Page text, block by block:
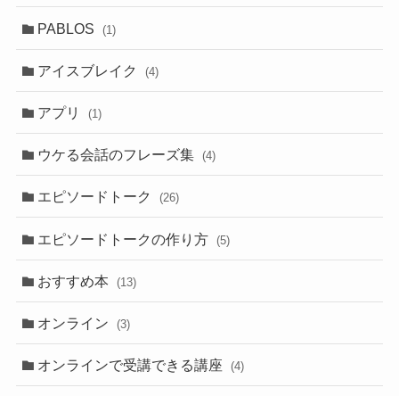
PABLOS (1)
アイスブレイク (4)
アプリ (1)
ウケる会話のフレーズ集 (4)
エピソードトーク (26)
エピソードトークの作り方 (5)
おすすめ本 (13)
オンライン (3)
オンラインで受講できる講座 (4)